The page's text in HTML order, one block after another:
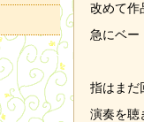
改めて作
急にベー
指はまだ
演奏を聴